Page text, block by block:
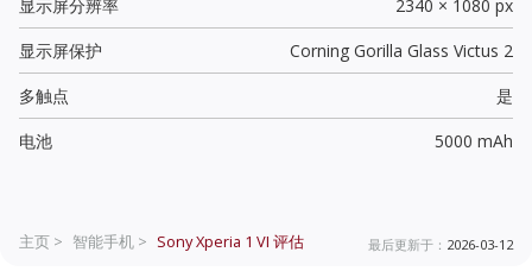
显示屏分辨率
2340 × 1080 px
显示屏保护
Corning Gorilla Glass Victus 2
多触点
是
电池
5000 mAh
主页 > 智能手机 > Sony Xperia 1 VI 评估 最后更新于： 2026-03-12